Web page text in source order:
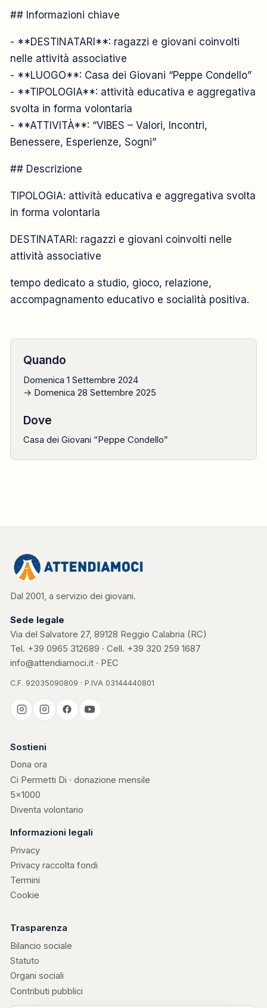
## Informazioni chiave
- **DESTINATARI**: ragazzi e giovani coinvolti
nelle attività associative
- **LUOGO**: Casa dei Giovani “Peppe Condello”
- **TIPOLOGIA**: attività educativa e aggregativa
svolta in forma volontaria
- **ATTIVITÀ**: “VIBES – Valori, Incontri,
Benessere, Esperienze, Sogni”
## Descrizione
TIPOLOGIA: attività educativa e aggregativa svolta
in forma volontaria
DESTINATARI: ragazzi e giovani coinvolti nelle
attività associative
tempo dedicato a studio, gioco, relazione,
accompagnamento educativo e socialità positiva.
Quando
Domenica 1 Settembre 2024
→ Domenica 28 Settembre 2025
Dove
Casa dei Giovani “Peppe Condello”
Dal 2001, a servizio dei giovani.
Sede legale
Via del Salvatore 27, 89128 Reggio Calabria (RC)
Tel. +39 0965 312689 · Cell. +39 320 259 1687
info@attendiamoci.it · PEC
C.F. 92035090809 · P.IVA 03144440801
Casa Kerigma
Sostieni
Dona ora
Ci Permetti Di · donazione mensile
5×1000
Diventa volontario
Informazioni legali
Privacy
Privacy raccolta fondi
Termini
Cookie
Trasparenza
Bilancio sociale
Statuto
Organi sociali
Contributi pubblici